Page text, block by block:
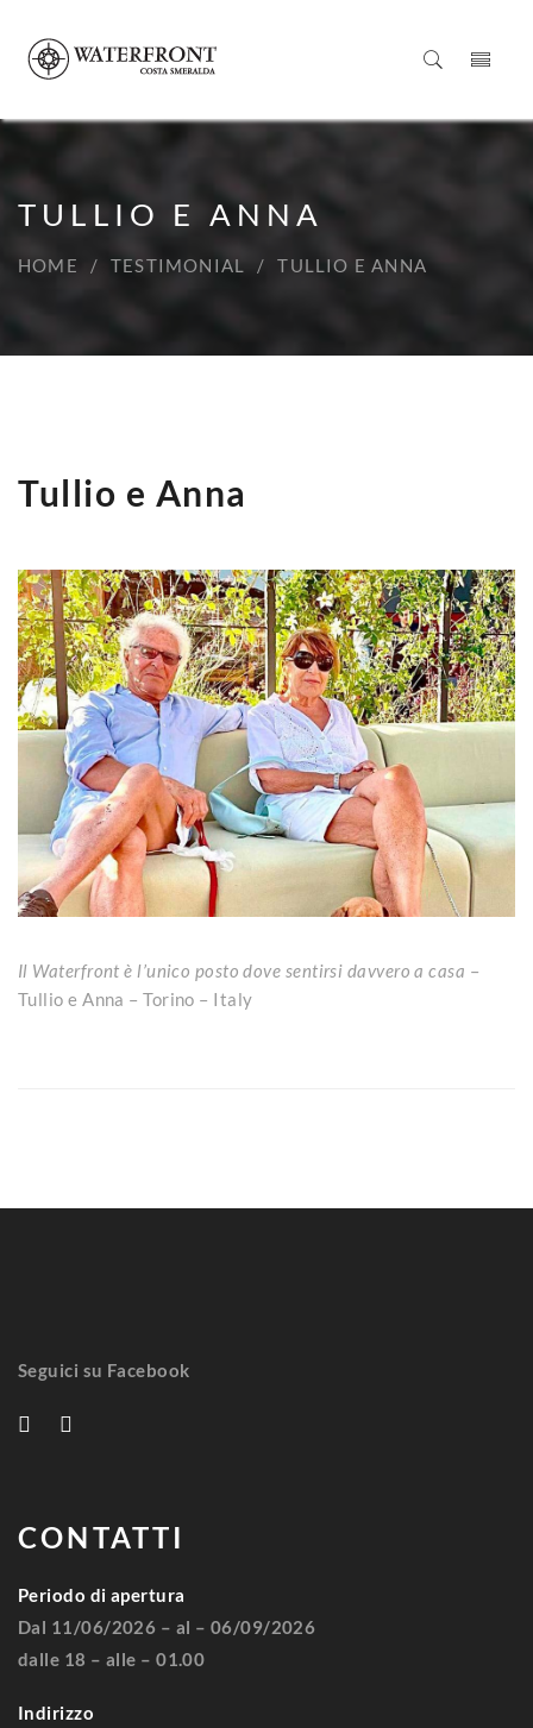
TULLIO E ANNA
HOME TESTIMONIAL TULLIO E ANNA
Tullio e Anna
Il Waterfront è l’unico posto dove sentirsi davvero a casa –
Tullio e Anna – Torino – Italy
Seguici su Facebook
CONTATTI
Periodo di apertura
Dal 11/06/2026 – al – 06/09/2026
dalle 18 – alle – 01.00
Indirizzo